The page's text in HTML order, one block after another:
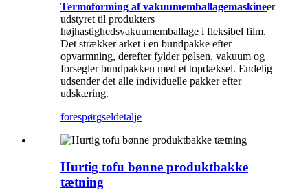
Termoforming af vakuumemballagemaskineer
udstyret til produkters
højhastighedsvakuumemballage i fleksibel film.
Det strækker arket i en bundpakke efter
opvarmning, derefter fylder pølsen, vakuum og
forsegler bundpakken med et topdæksel. Endelig
udsender det alle individuelle pakker efter
udskæring.
forespørgseldetalje
Hurtig tofu bønne produktbakke
tætning